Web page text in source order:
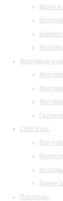
Визит
История
Фестивали и
СМИ о нас
Все
Время
Партнеры